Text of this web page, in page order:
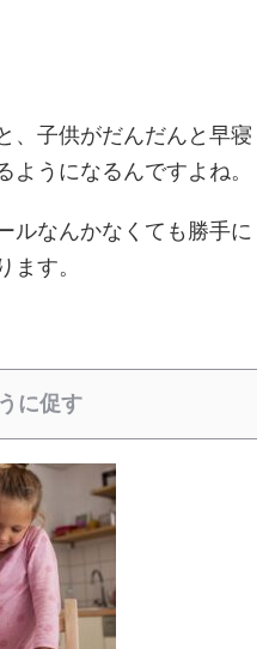
、子供がだんだんと早寝
うになるんですよね。
ルなんかなくても勝手に
ます。
に促す